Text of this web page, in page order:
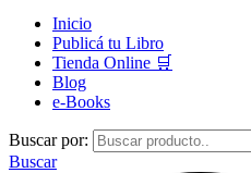
Inicio
Publicá tu Libro
Tienda Online 🛒
Blog
e-Books
Buscar por:
Buscar